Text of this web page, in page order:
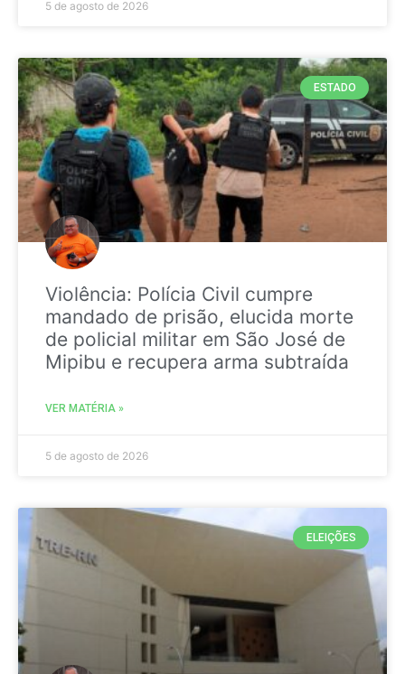
5 de agosto de 2026
ESTADO
Violência: Polícia Civil cumpre
mandado de prisão, elucida morte
de policial militar em São José de
Mipibu e recupera arma subtraída
VER MATÉRIA »
5 de agosto de 2026
ELEIÇÕES